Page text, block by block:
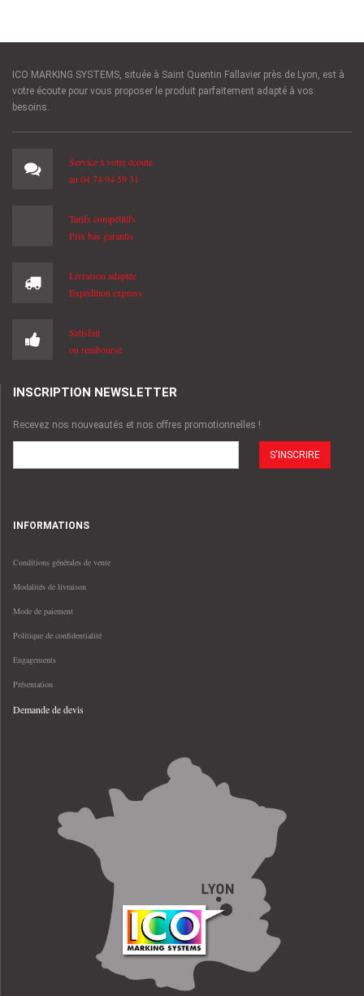
ICO MARKING SYSTEMS, située à Saint Quentin Fallavier près de Lyon, est à
votre écoute pour vous proposer le produit parfaitement adapté à vos
besoins.
Service à votre écoute
au 04 74 94 59 31
Tarifs compétitifs
Prix bas garantis
Livraison adaptée
Expédition express
Satisfait
ou remboursé
INSCRIPTION NEWSLETTER
Recevez nos nouveautés et nos offres promotionnelles !
INFORMATIONS
Conditions générales de vente
Modalités de livraison
Mode de paiement
Politique de confidentialité
Engagements
Présentation
Demande de devis